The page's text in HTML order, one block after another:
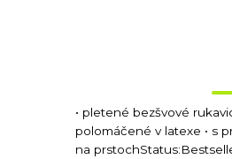
• pletené bezšvové
polomáčené v latexe • s
na